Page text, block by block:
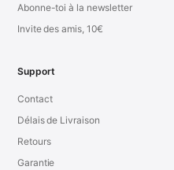
Abonne-toi à la newsletter
Invite des amis, 10€
Support
Contact
Délais de Livraison
Retours
Garantie